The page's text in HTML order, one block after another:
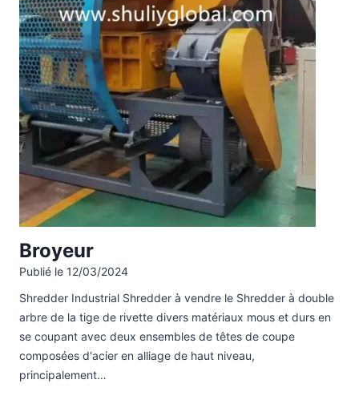
Broyeur
Publié le 12/03/2024
Shredder Industrial Shredder à vendre le Shredder à double
arbre de la tige de rivette divers matériaux mous et durs en
se coupant avec deux ensembles de têtes de coupe
composées d'acier en alliage de haut niveau,
principalement…